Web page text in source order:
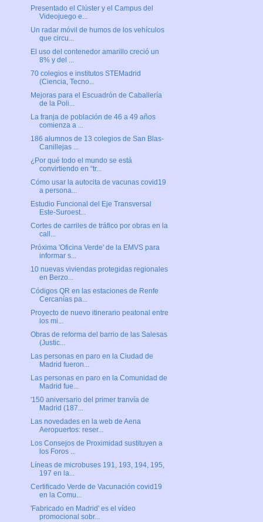
Presentado el Clúster y el Campus del
Videojuego e...
Un radar móvil de humos de los vehículos
que circu...
El uso del contenedor amarillo creció un
8% y del ...
70 colegios e institutos STEMadrid
(Ciencia, Tecno...
Mejoras para el Escuadrón de Caballería
de la Poli...
La franja de población de 46 a 49 años
comienza a ...
186 alumnos de 13 colegios de San Blas-
Canillejas ...
¿Por qué todo el mundo se está
convirtiendo en “tr...
Cómo usar la autocita de vacunas covid19
a persona...
Estudio Funcional del Eje Transversal
Este-Suroest...
Cortes de carriles de tráfico por obras en la
call...
Próxima 'Oficina Verde' de la EMVS para
informar s...
10 nuevas viviendas protegidas regionales
en Berzo...
Códigos QR en las estaciones de Renfe
Cercanías pa...
Proyecto de nuevo itinerario peatonal entre
los mi...
Obras de reforma del barrio de las Salesas
(Justic...
Las personas en paro en la Ciudad de
Madrid fueron...
Las personas en paro en la Comunidad de
Madrid fue...
'150 aniversario del primer tranvía de
Madrid (187...
Las novedades en la web de Aena
Aeropuertos: reser...
Los Consejos de Proximidad sustituyen a
los Foros ...
Líneas de microbuses 191, 193, 194, 195,
197 en la...
Certificado Verde de Vacunación covid19
en la Comu...
'Fabricado en Madrid' es el vídeo
promocional sobr...